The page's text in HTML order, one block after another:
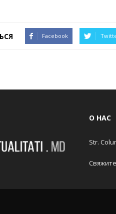
Facebook
О НАС
Str.